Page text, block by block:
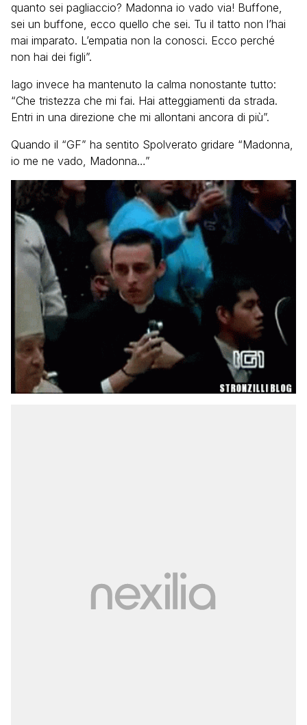
quanto sei pagliaccio? Madonna io vado via! Buffone,
sei un buffone, ecco quello che sei. Tu il tatto non l’hai
mai imparato. L’empatia non la conosci. Ecco perché
non hai dei figli”.
Iago invece ha mantenuto la calma nonostante tutto:
“Che tristezza che mi fai. Hai atteggiamenti da strada.
Entri in una direzione che mi allontani ancora di più”.
Quando il “GF” ha sentito Spolverato gridare “Madonna,
io me ne vado, Madonna…”